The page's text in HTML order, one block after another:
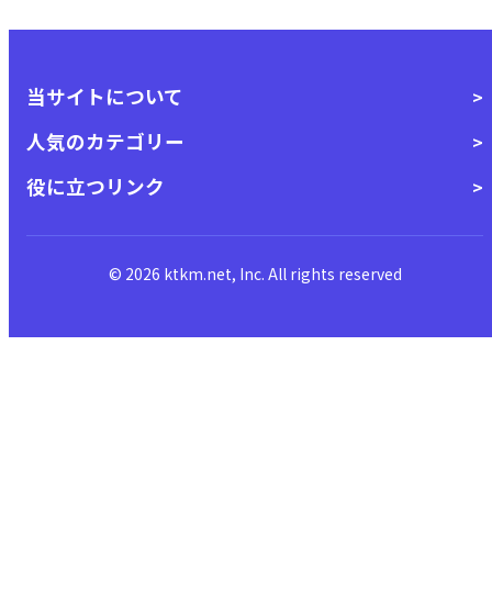
当サイトについて
人気のカテゴリー
役に立つリンク
© 2026 ktkm.net, Inc. All rights reserved